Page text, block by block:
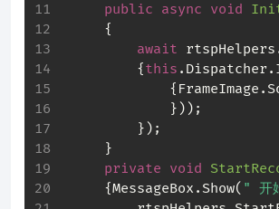
public async void
     {
await
         {
this
             }));
         });
     }
private void
     {MessageBox.Show(
" 开